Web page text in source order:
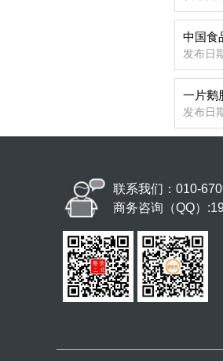
中国食
发布日
一片鹅
发布日
联系我们：010-
商务咨询（QQ）